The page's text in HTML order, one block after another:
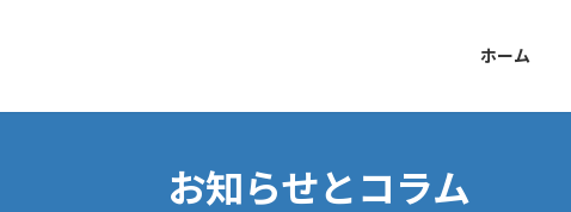
ホーム
お知らせとコラム